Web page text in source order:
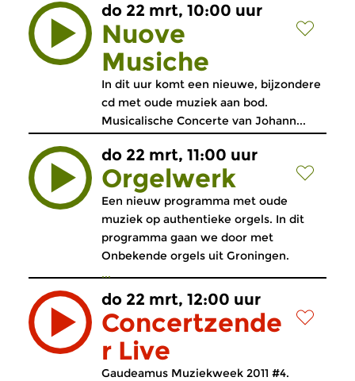
do 22 mrt, 10:00 uur
Nuove
Musiche
In dit uur komt een nieuwe, bijzondere
cd met oude muziek aan bod.
Musicalische Concerte van Johann...
do 22 mrt, 11:00 uur
Orgelwerk
Een nieuw programma met oude
muziek op authentieke orgels. In dit
programma gaan we door met
Onbekende orgels uit Groningen.
...
do 22 mrt, 12:00 uur
Concertzende
r Live
Gaudeamus Muziekweek 2011 #4.